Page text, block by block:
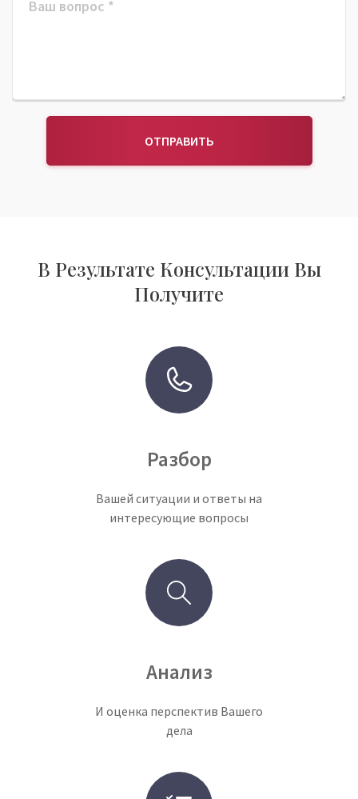
ОТПРАВИТЬ
В Результате Консультации Вы
Получите
Разбор
Вашей ситуации и ответы на
интересующие вопросы
Анализ
И оценка перспектив Вашего
дела